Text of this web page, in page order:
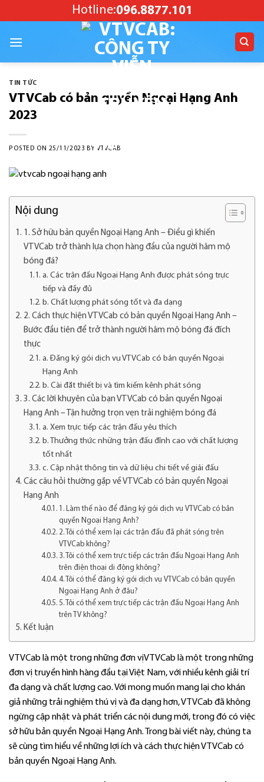
to
Hotline:096.8877.101
TIN TỨC
VTVCab có bản quyền Ngoại Hạng Anh
2023
POSTED ON 25/11/2023 BY VTVCAB
Nội dung
1. Sở hữu bản quyền Ngoại Hạng Anh – Điều gì khiến
VTVCab trở thành lựa chọn hàng đầu của người hâm mộ
bóng đá?
a. Các trận đấu Ngoại Hạng Anh được phát sóng trực
tiếp và đầy đủ
b. Chất lượng phát sóng tốt và đa dạng
2. Cách thực hiện VTVCab có bản quyền Ngoại Hạng Anh –
Bước đầu tiên để trở thành người hâm mộ bóng đá đích
thực
a. Đăng ký gói dịch vụ VTVCab có bản quyền Ngoại
Hạng Anh
b. Cài đặt thiết bị và tìm kiếm kênh phát sóng
3. Các lời khuyên của bạn VTVCab có bản quyền Ngoại
Hạng Anh – Tận hưởng trọn vẹn trải nghiệm bóng đá
a. Xem trực tiếp các trận đấu yêu thích
b. Thưởng thức những trận đấu đỉnh cao với chất lượng
tốt nhất
c. Cập nhật thông tin và dữ liệu chi tiết về giải đấu
Các câu hỏi thường gặp về VTVCab có bản quyền Ngoại
Hạng Anh
1. Làm thế nào để đăng ký gói dịch vụ VTVCab có bản
quyền Ngoại Hạng Anh?
2. Tôi có thể xem lại các trận đấu đã phát sóng trên
VTVCab không?
3. Tôi có thể xem trực tiếp các trận đấu Ngoại Hạng Anh
trên điện thoại di động không?
4. Tôi có thể đăng ký gói dịch vụ VTVCab có bản quyền
Ngoại Hạng Anh ở đâu?
5. Tôi có thể xem trực tiếp các trận đấu Ngoại Hạng Anh
trên TV không?
Kết luận
VTVCab là một trong những đơn vịVTVCab là một trong những
đơn vị truyền hình hàng đầu tại Việt Nam, với nhiều kênh giải trí
đa dạng và chất lượng cao. Với mong muốn mang lại cho khán
giả những trải nghiệm thú vị và đa dạng hơn, VTVCab đã không
ngừng cập nhật và phát triển các nội dung mới, trong đó có việc
sở hữu bản quyền Ngoại Hạng Anh. Trong bài viết này, chúng ta
sẽ cùng tìm hiểu về những lợi ích và cách thực hiện VTVCab có
bản quyền Ngoại Hạng Anh.